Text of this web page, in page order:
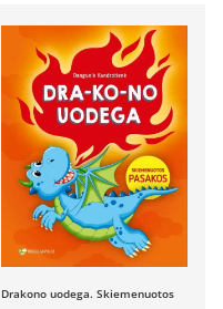
Drakono uodega. Skiemenuotos